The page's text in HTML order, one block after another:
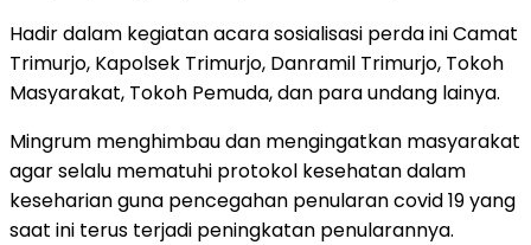
Hadir dalam kegiatan acara sosialisasi perda ini Camat
Trimurjo, Kapolsek Trimurjo, Danramil Trimurjo, Tokoh
Masyarakat, Tokoh Pemuda, dan para undang lainya.
Mingrum menghimbau dan mengingatkan masyarakat
agar selalu mematuhi protokol kesehatan dalam
keseharian guna pencegahan penularan covid 19 yang
saat ini terus terjadi peningkatan penularannya.